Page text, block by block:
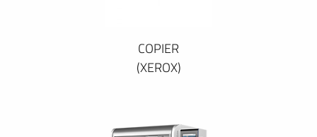
COPIER
(XEROX)